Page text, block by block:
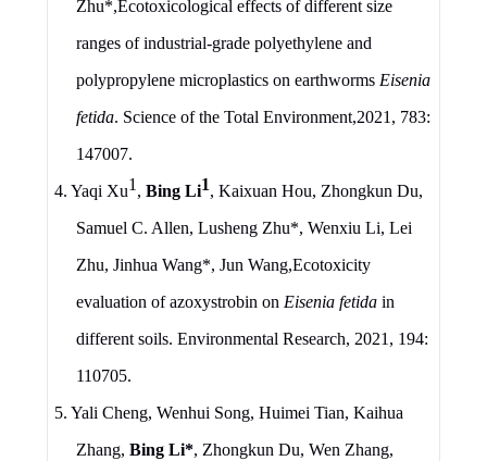
Zhu*,Ecotoxicological effects of different size
ranges of industrial-grade polyethylene and
polypropylene microplastics on earthwormsEisenia
fetida. Science ofthe Total Environment,2021, 783:
147007.
4. Yaqi Xu1 , Bing Li1, Kaixuan Hou, Zhongkun Du,
Samuel C. Allen, Lusheng Zhu*, Wenxiu Li, Lei
Zhu, Jinhua Wang*, Jun Wang,Ecotoxicity
evaluation of azoxystrobin onEisenia fetida in
different soils.Environmental Research, 2021, 194:
110705.
5. Yali Cheng, Wenhui Song, Huimei Tian, Kaihua
Zhang,Bing Li*, Zhongkun Du, Wen Zhang,